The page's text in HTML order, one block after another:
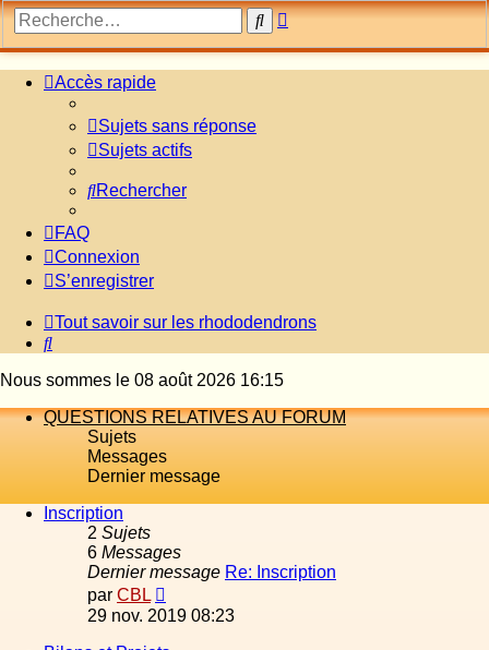
Rechercher
Recherche
Accès rapide
Sujets sans réponse
Sujets actifs
Rechercher
FAQ
Connexion
S’enregistrer
Tout savoir sur les rhododendrons
Rechercher
Nous sommes le 08 août 2026 16:15
QUESTIONS RELATIVES AU FORUM
Sujets
Messages
Dernier message
Inscription
2 Sujets
6 Messages
Dernier message Re: Inscription
par CBL
le
29 nov. 2019 08:23